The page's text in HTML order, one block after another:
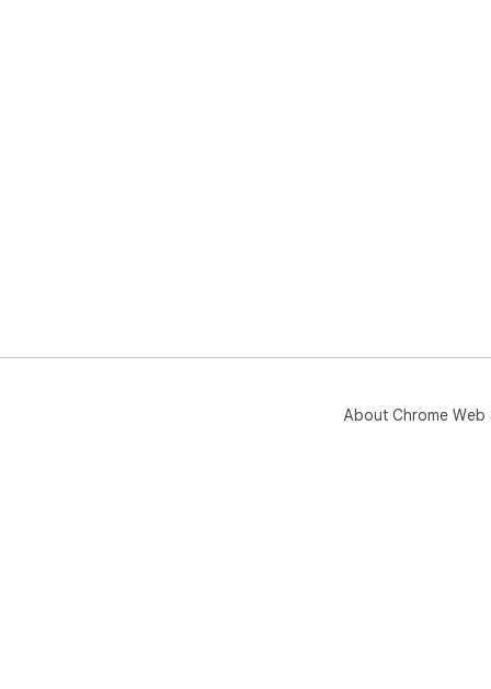
About Chrome Web